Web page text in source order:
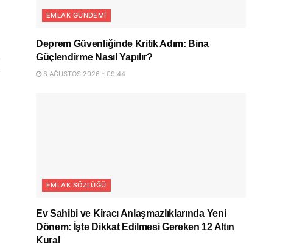
EMLAK GÜNDEMI
Deprem Güvenliğinde Kritik Adım: Bina
Güçlendirme Nasıl Yapılır?
8 AĞUSTOS 2026 - 09:44
EMLAK SÖZLÜĞÜ
Ev Sahibi ve Kiracı Anlaşmazlıklarında Yeni
Dönem: İşte Dikkat Edilmesi Gereken 12 Altın
Kural